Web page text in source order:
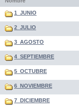
1_JUNIO
2_JULIO
3_AGOSTO
4_SEPTIEMBRE
5_OCTUBRE
6_NOVIEMBRE
7_DICIEMBRE